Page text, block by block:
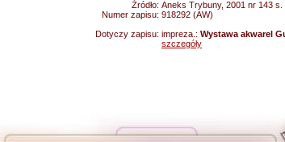
Źródło: Aneks Trybuny, 2001 nr 143 s.
Numer zapisu: 918292 (AW)
Dotyczy zapisu: impreza.: Wystawa akwarel
szczegóły